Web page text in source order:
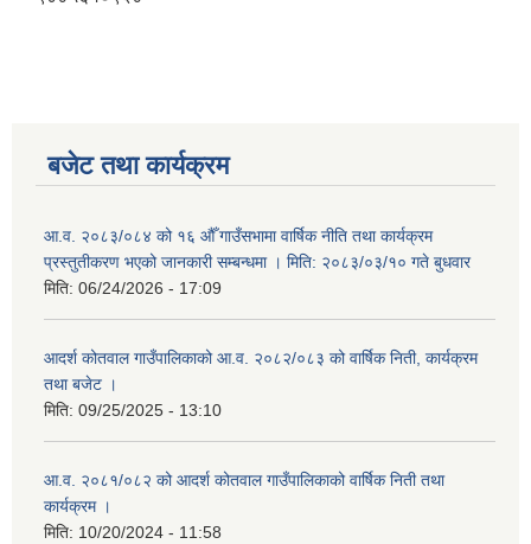
बजेट तथा कार्यक्रम
आ.व. २०८३/०८४ को १६ औँ गाउँसभामा वार्षिक नीति तथा कार्यक्रम
प्रस्तुतीकरण भएको जानकारी सम्बन्धमा । मिति: २०८३/०३/१० गते बुधवार
मिति: 06/24/2026 - 17:09
आदर्श कोतवाल गाउँपालिकाको आ.व. २०८२/०८३ को वार्षिक निती, कार्यक्रम
तथा बजेट ।
मिति: 09/25/2025 - 13:10
आ.व. २०८१/०८२ को आदर्श कोतवाल गाउँपालिकाको वार्षिक निती तथा
कार्यक्रम ।
मिति: 10/20/2024 - 11:58